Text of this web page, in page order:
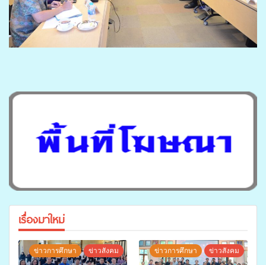
เรื่องมาใหม่
ข่าวการศึกษา ข่าวสังคม ข่าวการศึกษา ข่าวสังคม